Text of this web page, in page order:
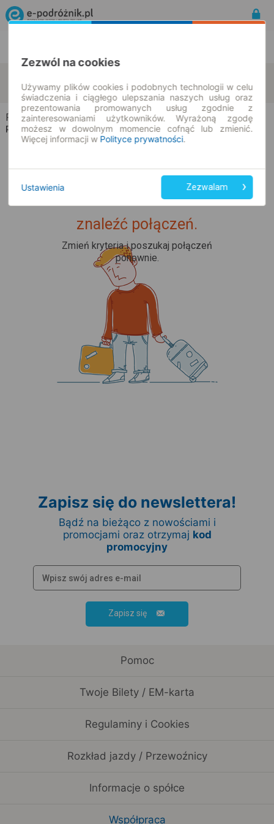
11.08.2026 | -- : --
zmień kryteria
Przecław → Henryków
Rozkład jazdy i bilety
Upss... Nie udało nam się
znaleźć połączeń.
Zmień kryteria i poszukaj połączeń
ponownie.
Zapisz się do newslettera!
Bądź na bieżąco z nowościami i
promocjami oraz otrzymaj kod
promocyjny
Zapisz się
Pomoc
Twoje Bilety / EM-karta
Regulaminy i Cookies
Rozkład jazdy / Przewoźnicy
Informacje o spółce
Współpraca
Zezwól na cookies
Używamy plików cookies i podobnych technologii w celu
świadczenia i ciągłego ulepszania naszych usług oraz
prezentowania promowanych usług zgodnie z
zainteresowaniami użytkowników. Wyrażoną zgodę
możesz w dowolnym momencie cofnąć lub zmienić.
Więcej informacji w Polityce prywatności.
Ustawienia Zezwalam